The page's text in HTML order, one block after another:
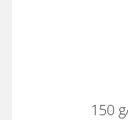
150